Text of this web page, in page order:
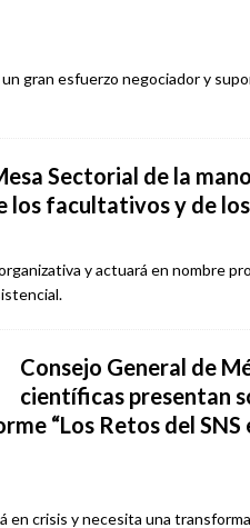
gran esfuerzo negociador y
Sectorial de la
los facultativos y de
y actuará en nombre
Consejo General de
científicas presentan
“Los Retos del SNS
en crisis y necesita una